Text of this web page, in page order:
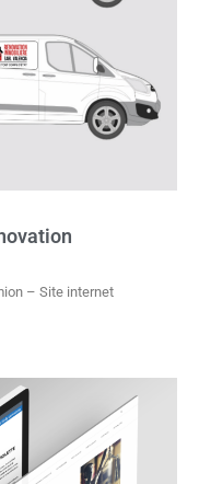
– Site internet